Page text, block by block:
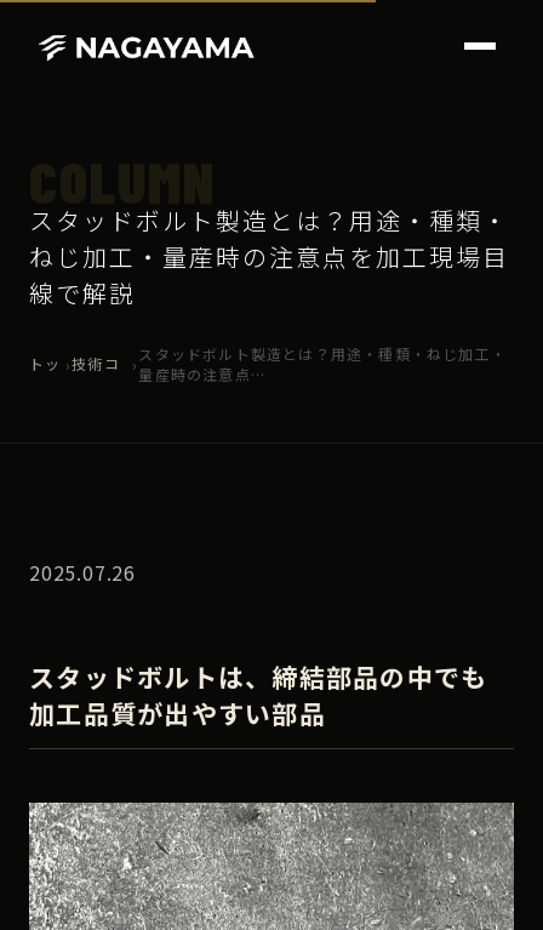
スタッドボルト製造とは？用途・種類・
ねじ加工・量産時の注意点を加工現場目
線で解説
トッ ›技術コ
› スタッドボルト製造とは？用途・種類・ねじ加工・
量産時の注意点…
2025.07.26
スタッドボルトは、締結部品の中でも
加工品質が出やすい部品